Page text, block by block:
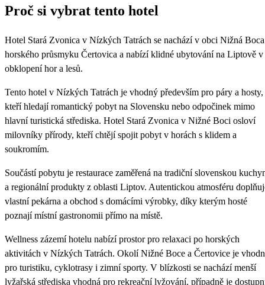
23
1 500
24 25 26
30
1 500
Proč si vybrat tento hotel
Hotel Stará Zvonica v Nízkých Tatrách se nachází v obci Nižná
horského průsmyku Čertovica a nabízí klidné ubytování na Liptově v
obklopení hor a lesů.
Tento hotel v Nízkých Tatrách je vhodný především pro páry a hosty,
kteří hledají romantický pobyt na Slovensku nebo odpočinek mimo
hlavní turistická střediska. Hotel Stará Zvonica v Nižné Boci osloví
milovníky přírody, kteří chtějí spojit pobyt v horách s klidem a
soukromím.
Součástí pobytu je restaurace zaměřená na tradiční slovenskou
a regionální produkty z oblasti Liptov. Autentickou atmosféru
vlastní pekárna a obchod s domácími výrobky, díky kterým hosté
poznají místní gastronomii přímo na místě.
Wellness zázemí hotelu nabízí prostor pro relaxaci po horských
aktivitách v Nízkých Tatrách. Okolí Nižné Boce a Čertovice je
pro turistiku, cyklotrasy i zimní sporty. V blízkosti se nachází menší
lyžařská střediska vhodná pro rekreační lyžování, případně je